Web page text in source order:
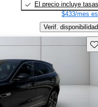
El precio incluye tasas
$433/mes
Verif. disponibilidad